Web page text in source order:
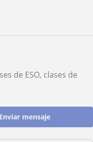
de ESO, clases de
Enviar mensaje